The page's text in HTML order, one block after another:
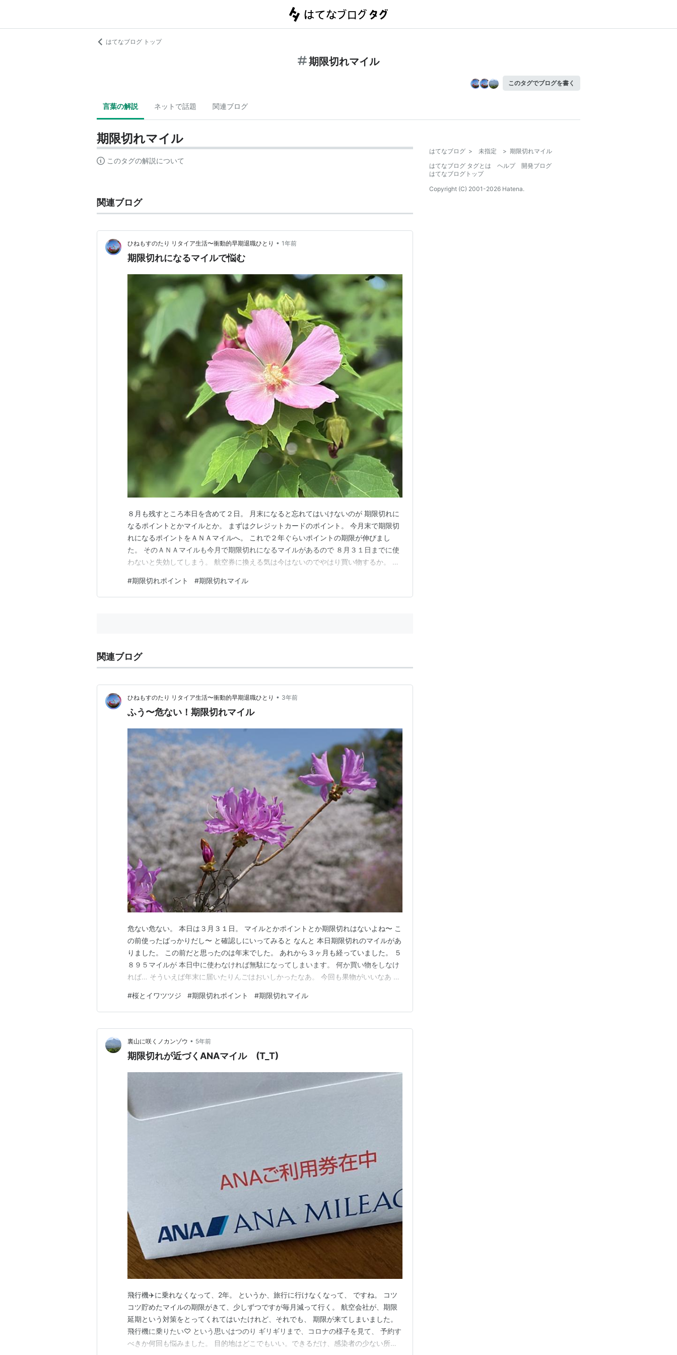
はてなブログ トップ
期限切れマイル
このタグでブログを書く
言葉の解説 ネットで話題 関連ブログ
期限切れマイル
このタグの解説について
関連ブログ
ひねもすのたり リタイア生活〜衝動的早期退職ひとり • 1年前
期限切れになるマイルで悩む
８月も残すところ本日を含めて２日。 月末になると忘れてはいけないのが 期限切れに
なるポイントとかマイルとか。 まずはクレジットカードのポイント。 今月末で期限切
れになるポイントをＡＮＡマイルへ。 これで２年ぐらいポイントの期限が伸びまし
た。 そのＡＮＡマイルも今月で期限切れになるマイルがあるので ８月３１日までに使
わないと失効してしまう。 航空券に換える気は今はないのでやはり買い物するか。 今
い換えようかと思っていたけれど マイルで買い物しようかなあ。 そのサイトでショル
ダーバッグを探すけれど 品数が多いし それぞれ…
#期限切れポイント #期限切れマイル
関連ブログ
ひねもすのたり リタイア生活〜衝動的早期退職ひとり • 3年前
ふう〜危ない！期限切れマイル
危ない危ない。 本日は３月３１日。 マイルとかポイントとか期限切れはないよね〜 こ
の前使ったばっかりだし〜 と確認しにいってみると なんと 本日期限切れのマイルがあ
りました。 この前だと思ったのは年末でした。 あれから３ヶ月も経っていました。 ５
８９５マイルが 本日中に使わなければ無駄になってしまいます。 何か買い物をしなけ
れば… そういえば年末に届いたりんごはおいしかったなあ。 今回も果物がいいなあ と
なのです。 いつ届くか分からない。 全然決まってはいないけれど もしかしたら数日
家を空けるかも。 というか突然…
#桜とイワツツジ #期限切れポイント #期限切れマイル
裏山に咲くノカンゾウ • 5年前
期限切れが近づくANAマイル (T_T)
飛行機✈️に乗れなくなって、2年。 というか、旅行に行けなくなって、 ですね。 コツ
コツ貯めたマイルの期限がきて、少しずつですが毎月減って行く。 航空会社が、期限
延期という対策をとってくれてはいたけれど、それでも、 期限が来てしまいました。
飛行機に乗りたい♡ という思いはつのり ギリギリまで、コロナの様子を見て、 予約す
べきか何回も悩みました。 目的地はどこでもいい。できるだけ、感染者の少ない所へ
はてなブログ > 未指定 > 期限切れマイル
はてなブログ タグとは
ヘルプ
開発ブログ
はてなブログトップ
Copyright (C) 2001-2026 Hatena.